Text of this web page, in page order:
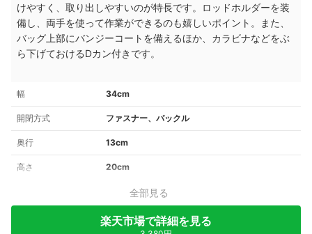
けやすく、取り出しやすいのが特長です。ロッドホルダーを装
備し、両手を使って作業ができるのも嬉しいポイント。また、
バッグ上部にバンジーコートを備えるほか、カラビナなどをぶ
ら下げておけるDカン付きです。
幅 34cm
開閉方式 ファスナー、バックル
奥行 13cm
高さ 20cm
全部見る
楽天市場で詳細を見る